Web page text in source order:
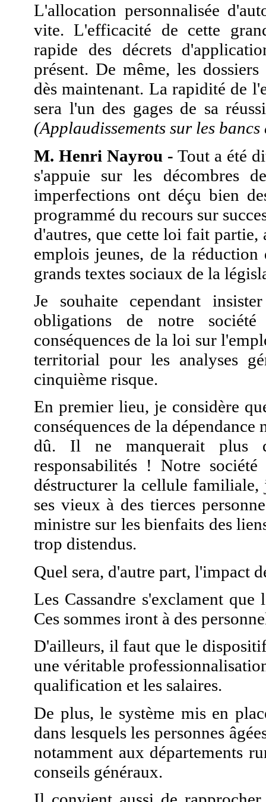
L'allocation personnalisée
vite. L'efficacité de cette
rapide des décrets
présent. De même, les
dès maintenant. La rapidité de
sera l'un des gages de sa
(Applaudissements sur les
M. Henri Nayrou - Tout a été
s'appuie sur les décombres
imperfections ont déçu bien
programmé du recours sur
d'autres, que cette loi fait
emplois jeunes, de la
grands textes sociaux de la
Je souhaite cependant
obligations de notre
conséquences de la loi sur
territorial pour les analyses
cinquième risque.
En premier lieu, je considère
conséquences de la
dû. Il ne manquerait plus
responsabilités ! Notre
déstructurer la cellule familiale,
ses vieux à des tierces
ministre sur les bienfaits des
trop distendus.
Quel sera, d'autre part, l'impact
Les Cassandre s'exclament
Ces sommes iront à des
D'ailleurs, il faut que le
une véritable
qualification et les salaires.
De plus, le système mis en
dans lesquels les personnes
notamment aux départements
conseils généraux.